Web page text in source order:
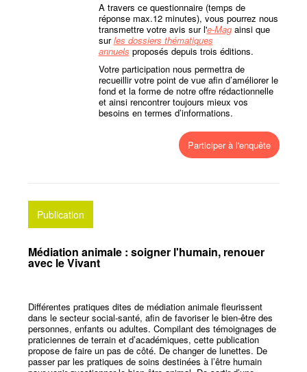
A travers ce questionnaire (temps de
réponse max.12 minutes), vous pourrez nous
transmettre votre avis sur l'e-Magainsi que
surles dossiers thématiques
annuels proposés depuis trois éditions.
Votre participation nous permettra de
recueillir votre point de vue afin d’améliorer le
fond et la forme de notre offre rédactionnelle
et ainsi rencontrer toujours mieux vos
besoins en termes d’informations.
Participer à l'enquête
Publication
Médiation animale : soigner l'humain, renouer
avec le Vivant
Différentes pratiques dites de médiation animale fleurissent
dans le secteur social-santé, afin de favoriser le bien-être des
personnes, enfants ou adultes. Compilant des témoignages de
praticiennes de terrain et d’académiques, cette publication
propose de faire un pas de côté. De changer de lunettes. De
passer par les pratiques de soins destinées à l’être humain